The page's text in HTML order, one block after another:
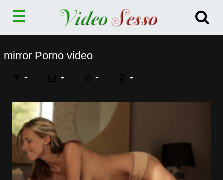
mirror Porno video